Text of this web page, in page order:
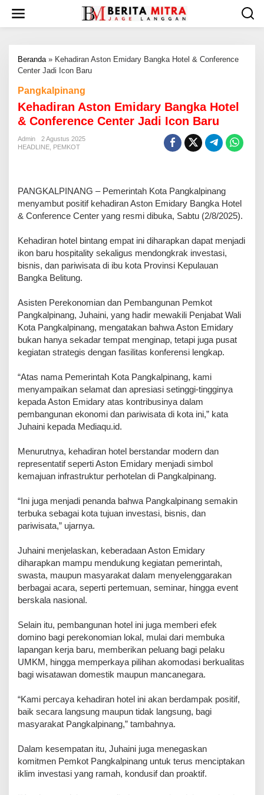
w
Beranda» Kehadiran Aston Emidary Bangka Hotel & Conference
Center Jadi Icon Baru
Pangkalpinang
Kehadiran Aston Emidary Bangka Hotel
& Conference Center Jadi Icon Baru
Admin
2 Agustus 2025
HEADLINE PEMKOT
PANGKALPINANG – Pemerintah Kota Pangkalpinang
menyambut positif kehadiran Aston Emidary Bangka Hotel
& Conference Center yang resmi dibuka, Sabtu (2/8/2025).
Kehadiran hotel bintang empat ini diharapkan dapat menjadi
ikon baru hospitality sekaligus mendongkrak investasi,
bisnis, dan pariwisata di ibu kota Provinsi Kepulauan
Bangka Belitung.
Asisten Perekonomian dan Pembangunan Pemkot
Pangkalpinang, Juhaini, yang hadir mewakili Penjabat Wali
Kota Pangkalpinang, mengatakan bahwa Aston Emidary
bukan hanya sekadar tempat menginap, tetapi juga pusat
kegiatan strategis dengan fasilitas konferensi lengkap.
“Atas nama Pemerintah Kota Pangkalpinang, kami
menyampaikan selamat dan apresiasi setinggi-tingginya
kepada Aston Emidary atas kontribusinya dalam
pembangunan ekonomi dan pariwisata di kota ini,” kata
Juhaini kepada Mediaqu.id.
Menurutnya, kehadiran hotel berstandar modern dan
representatif seperti Aston Emidary menjadi simbol
kemajuan infrastruktur perhotelan di Pangkalpinang.
“Ini juga menjadi penanda bahwa Pangkalpinang semakin
terbuka sebagai kota tujuan investasi, bisnis, dan
pariwisata,” ujarnya.
Juhaini menjelaskan, keberadaan Aston Emidary
diharapkan mampu mendukung kegiatan pemerintah,
swasta, maupun masyarakat dalam menyelenggarakan
berbagai acara, seperti pertemuan, seminar, hingga event
berskala nasional.
Selain itu, pembangunan hotel ini juga memberi efek
domino bagi perekonomian lokal, mulai dari membuka
lapangan kerja baru, memberikan peluang bagi pelaku
UMKM, hingga memperkaya pilihan akomodasi berkualitas
bagi wisatawan domestik maupun mancanegara.
“Kami percaya kehadiran hotel ini akan berdampak positif,
baik secara langsung maupun tidak langsung, bagi
masyarakat Pangkalpinang,” tambahnya.
Dalam kesempatan itu, Juhaini juga menegaskan
komitmen Pemkot Pangkalpinang untuk terus menciptakan
iklim investasi yang ramah, kondusif dan proaktif.